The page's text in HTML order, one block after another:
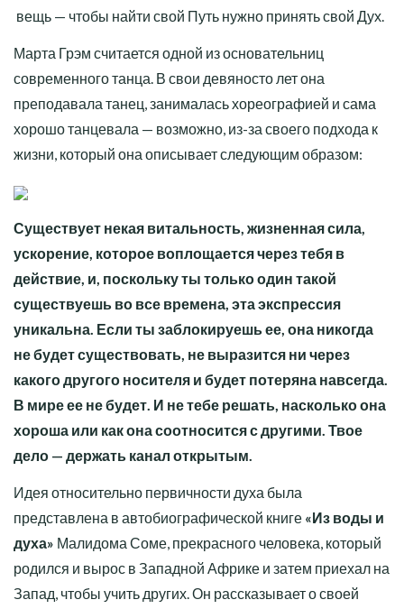
вещь — чтобы найти свой Путь нужно принять свой Дух.
Марта Грэм считается одной из основательниц
современного танца. В свои девяносто лет она
преподавала танец, занималась хореографией и сама
хорошо танцевала — возможно, из-за своего подхода к
жизни, который она описывает следующим образом:
Существует некая витальность, жизненная сила,
ускорение, которое воплощается через тебя в
действие, и, поскольку ты только один такой
существуешь во все времена, эта экспрессия
уникальна. Если ты заблокируешь ее, она никогда
не будет существовать, не выразится ни через
какого другого носителя и будет потеряна навсегда.
В мире ее не будет. И не тебе решать, насколько она
хороша или как она соотносится с другими. Твое
дело — держать канал открытым.
Идея относительно первичности духа была
представлена в автобиографической книге «Из воды и
духа» Малидома Соме, прекрасного человека, который
родился и вырос в Западной Африке и затем приехал на
Запад, чтобы учить других. Он рассказывает о своей